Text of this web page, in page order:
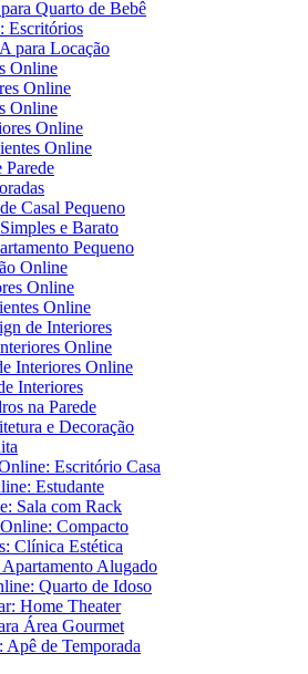
Quarto de Bebê
Escritórios
para Locação
Online
Online
Online
Online
Online
Parede
Casal Pequeno
e Barato
Pequeno
Online
Online
Online
de Interiores
Online
Interiores Online
Interiores
na Parede
e Decoração
Escritório Casa
Estudante
Sala com Rack
Compacto
Clínica Estética
Alugado
Quarto de Idoso
Home Theater
Área Gourmet
Apê de Temporada